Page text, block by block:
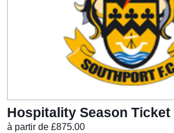
Hospitality Season Ticket
à partir de £875.00